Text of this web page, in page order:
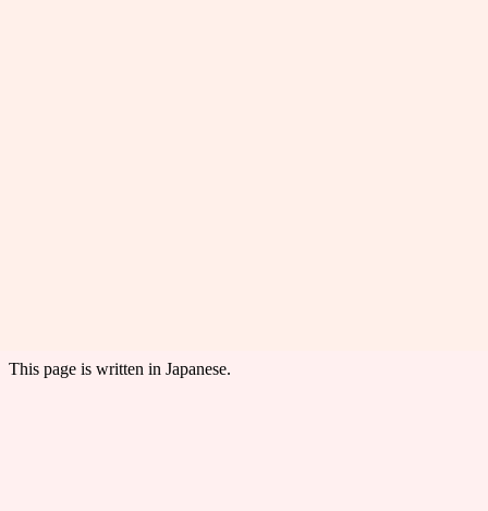
This page is written in Japanese.